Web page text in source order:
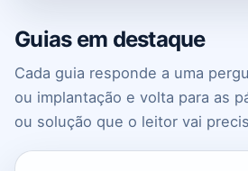
Guias em destaque
Cada guia responde a uma
ou implantação e volta para as
ou solução que o leitor vai